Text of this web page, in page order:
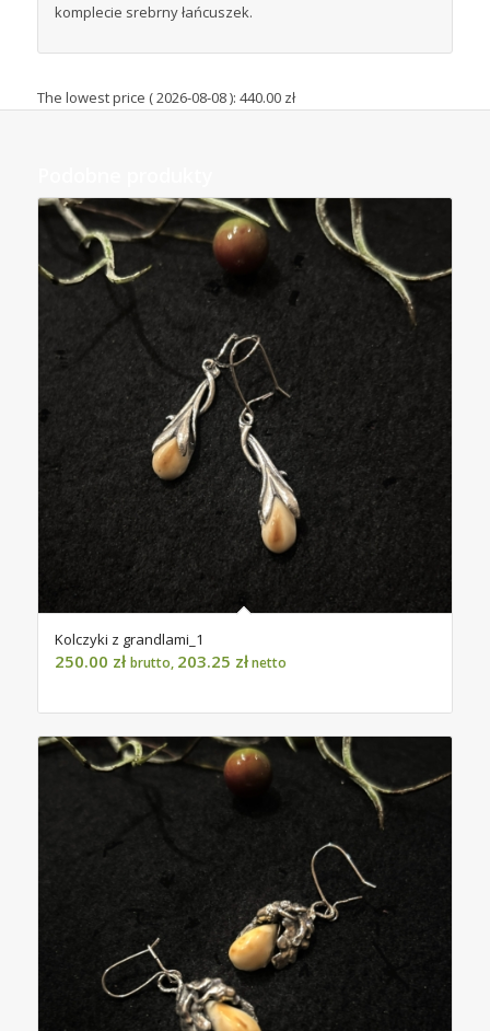
komplecie srebrny łańcuszek.
The lowest price (2026-08-08): 440.00 zł
Kolczyki z grandlami_1
250.00 zł brutto, 203.25 złnetto